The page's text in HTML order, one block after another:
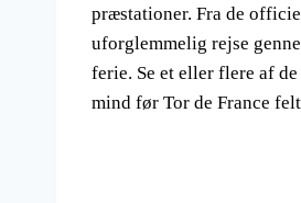
præstationer. Fra de
uforglemmelig rejse
ferie. Se et eller flere af
mind før Tor de France